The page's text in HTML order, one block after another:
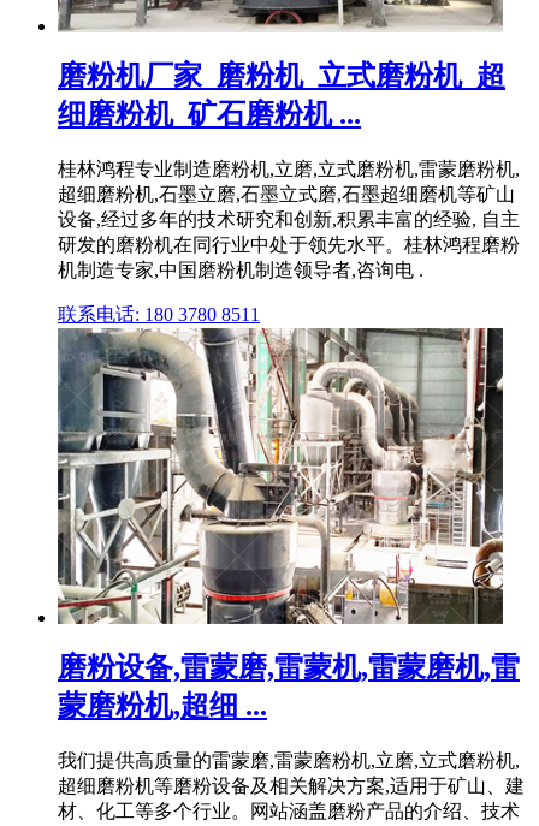
磨粉机厂家_磨粉机_立式磨粉机_超
细磨粉机_矿石磨粉机 ...
桂林鸿程专业制造磨粉机,立磨,立式磨粉机,雷蒙磨粉机,
超细磨粉机,石墨立磨,石墨立式磨,石墨超细磨机等矿山
设备,经过多年的技术研究和创新,积累丰富的经验, 自主
研发的磨粉机在同行业中处于领先水平。桂林鸿程磨粉
机制造专家,中国磨粉机制造领导者,咨询电 .
联系电话: 180 3780 8511
磨粉设备,雷蒙磨,雷蒙机,雷蒙磨机,雷
蒙磨粉机,超细 ...
我们提供高质量的雷蒙磨,雷蒙磨粉机,立磨,立式磨粉机,
超细磨粉机等磨粉设备及相关解决方案,适用于矿山、建
材、化工等多个行业。网站涵盖磨粉产品的介绍、技术